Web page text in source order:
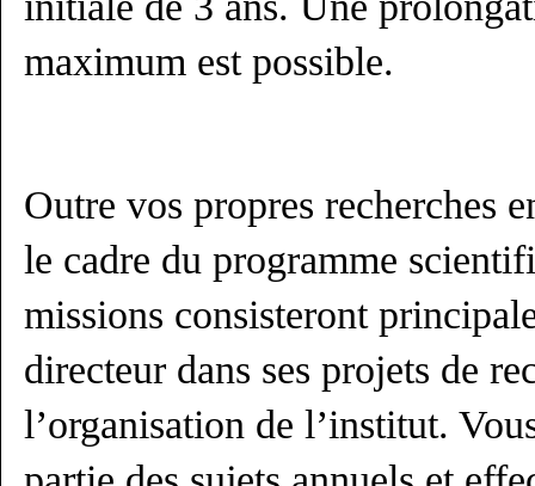
maximum est possible.
Outre vos propres recherches
le cadre du programme
missions consisteront
directeur dans ses projets de
l’organisation de l’institut.